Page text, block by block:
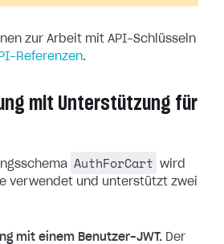
zur Arbeit mit API-Schlüsseln
Referenzen.
mit Unterstützung für
AuthForCart
wird
verwendet und unterstützt zwei
mit einem Benutzer-JWT. Der